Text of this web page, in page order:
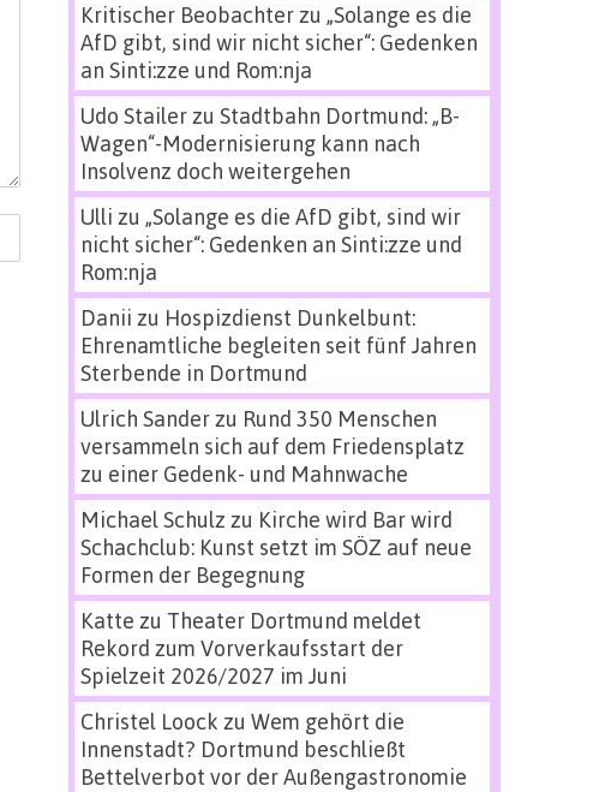
Kritischer Beobachterzu „Solange es die
AfD gibt, sind wir nicht sicher“: Gedenken
an Sinti:zze und Rom:nja
Udo Stailerzu Stadtbahn Dortmund: „B-
Wagen“-Modernisierung kann nach
Insolvenz doch weitergehen
Ulli zu „Solange es die AfD gibt, sind wir
nicht sicher“: Gedenken an Sinti:zze und
Rom:nja
Danii zu Hospizdienst Dunkelbunt:
Ehrenamtliche begleiten seit fünf Jahren
Sterbende in Dortmund
Ulrich Sanderzu Rund 350 Menschen
versammeln sich auf dem Friedensplatz
zu einer Gedenk- und Mahnwache
Michael Schulz zu Kirche wird Bar wird
Schachclub: Kunst setzt im SÖZ auf neue
Formen der Begegnung
Katte zu Theater Dortmund meldet
Rekord zum Vorverkaufsstart der
Spielzeit 2026/2027 im Juni
Christel Loock zu Wem gehört die
Innenstadt? Dortmund beschließt
Bettelverbot vor der Außengastronomie